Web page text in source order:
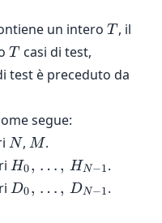
un intero T
T , il
T
T casi di test,
test è preceduto da
segue:
N
N,M
M.
H_{0},
\,
\ldots,
H0, … , HN−1.
D_{0},
D0, … , DN−1.